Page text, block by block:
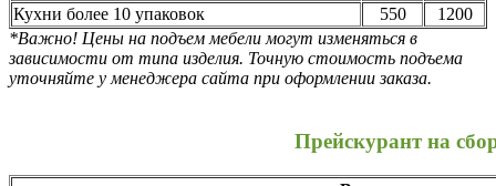
Кухни более 10 упаковок
550
1200
*Важно! Цены на подъем мебели могут изменяться в
зависимости от типа изделия. Точную стоимость подъема
уточняйте у менеджера сайта при оформлении заказа.
Прейскурант на